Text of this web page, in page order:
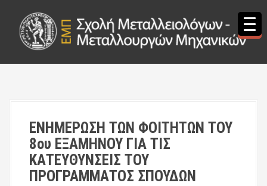
ΕΝΗΜΕΡΩΣΗ ΤΩΝ ΦΟΙΤΗΤΩΝ ΤΟΥ
8ου ΕΞΑΜΗΝΟΥ ΓΙΑ ΤΙΣ
ΚΑΤΕΥΘΥΝΣΕΙΣ ΤΟΥ
ΠΡΟΓΡΑΜΜΑΤΟΣ ΣΠΟΥΔΩΝ